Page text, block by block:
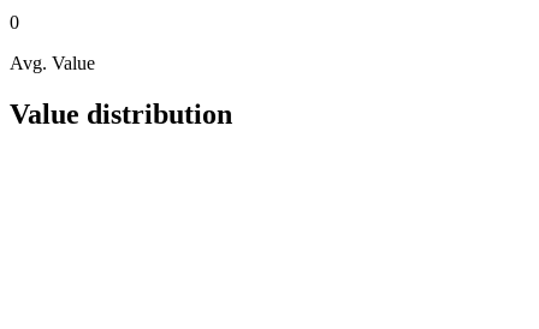
0
Avg. Value
Value distribution